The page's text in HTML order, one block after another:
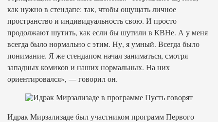
как нужно в стендапе: так, чтобы ощущать личное
пространство и индивидуальность свою. И просто
продолжают шутить, как если бы шутили в КВНе. А у меня
всегда было нормально с этим. Ну, я умный. Всегда было
понимание. Я же стендапом начал заниматься, смотря
западных комиков и наших нормальных. На них
ориентировался», — говорил он.
Идрак Мирзализаде был участником программ Первого